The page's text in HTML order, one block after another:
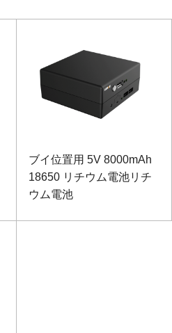
ブイ位置用 5V 8000mAh
18650 リチウム電池リチ
ウム電池